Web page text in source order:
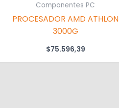
Componentes PC
PROCESADOR AMD ATHLON
3000G
$75.596,39